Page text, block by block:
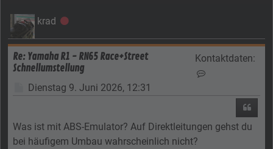
krad Offline
Re: Yamaha R1 - RN65 Race+Street
Schnellumstellung
Kontaktdaten:
Beitrag
Dienstag 9. Juni 2026, 12:31
Was ist mit ABS-Emulator? Auf Direktleitungen gehst du
bei häufigem Umbau wahrscheinlich nicht?